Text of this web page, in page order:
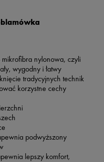
nylonowa, czyli
wygodny i łatwy
tradycyjnych technik
korzystne cechy
podwyższony
lepszy komfort,